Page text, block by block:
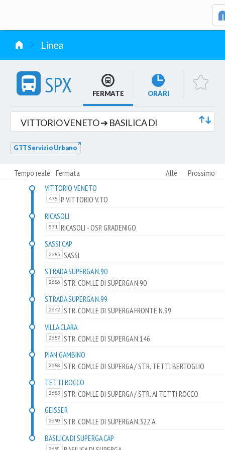
Linea
SPX FERMATE ORARI
VITTORIO VENETO ➔ BASILICA DI
GTT Servizio Urbano
Tempo reale Fermata Alle
Prossimo
VITTORIO VENETO
478
P. VITTORIO V.TO
RICASOLI
571
RICASOLI - OSP. GRADENIGO
SASSI CAP
2685
SASSI
STRADA SUPERGA N.90
2686
STR. COM.LE DI SUPERGA N.90
STRADA SUPERGA N.99
2642
STR. COM.LE DI SUPERGA FRONTE N.99
VILLA CLARA
2687 STR. COM.LE DI SUPERGA N.146
PIAN GAMBINO
2688
STR. COM.LE DI SUPERGA / STR. TETTI BERTOGLIO
TETTI ROCCO
2689 STR. COM.LE DI SUPERGA / STR. AI TETTI ROCCO
GEISSER
2690
STR. COM.LE DI SUPERGA N.322 A
BASILICA DI SUPERGA CAP
2691